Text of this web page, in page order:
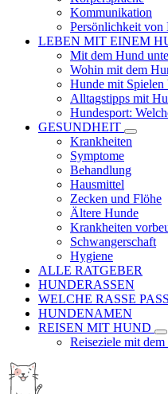
Kommunikation
Persönlichkeit von
LEBEN MIT EINEM
Mit dem Hund
Wohin mit dem
Hunde mit Spielen
Alltagstipps mit
Hundesport:
GESUNDHEIT
Krankheiten
Symptome
Behandlung
Hausmittel
Zecken und Flöhe
Ältere Hunde
Krankheiten
Schwangerschaft
Hygiene
ALLE RATGEBER
HUNDERASSEN
WELCHE RASSE
HUNDENAMEN
REISEN MIT HUND
Reiseziele mit